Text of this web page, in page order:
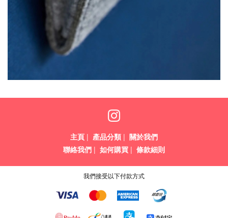
主頁 | 產品分類 | 關於我們
聯絡我們 | 如何購買 | 條款細則
我們接受以下付款方式